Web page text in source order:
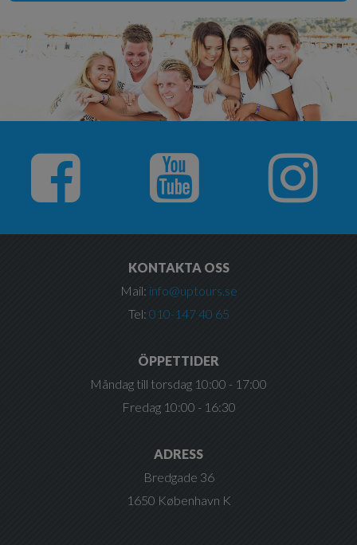
KONTAKTA OSS
Mail: info@uptours.se
Tel: 010-147 40 65
ÖPPETTIDER
Måndag till torsdag 10:00 - 17:00
Fredag 10:00 - 16:30
ADRESS
Bredgade 36
1650 København K